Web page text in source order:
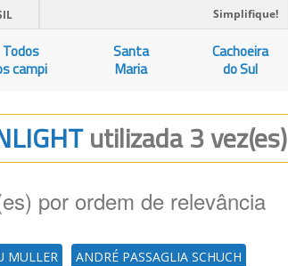
Simplifique!
Todos
campi
Santa
Maria
Cachoeira
do Sul
utilizada 3 vez(es)
por ordem de relevância
MULLER ANDRÉ PASSAGLIA SCHUCH